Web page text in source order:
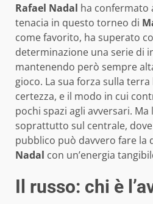
Rafael Nadal ha confermato
tenacia in questo torneo di
come favorito, ha superato
determinazione una serie di
mantenendo però sempre
gioco. La sua forza sulla
certezza, e il modo in cui
pochi spazi agli avversari.
soprattutto sul centrale,
pubblico può davvero fare la
Nadal con un’energia
Il russo: chi è